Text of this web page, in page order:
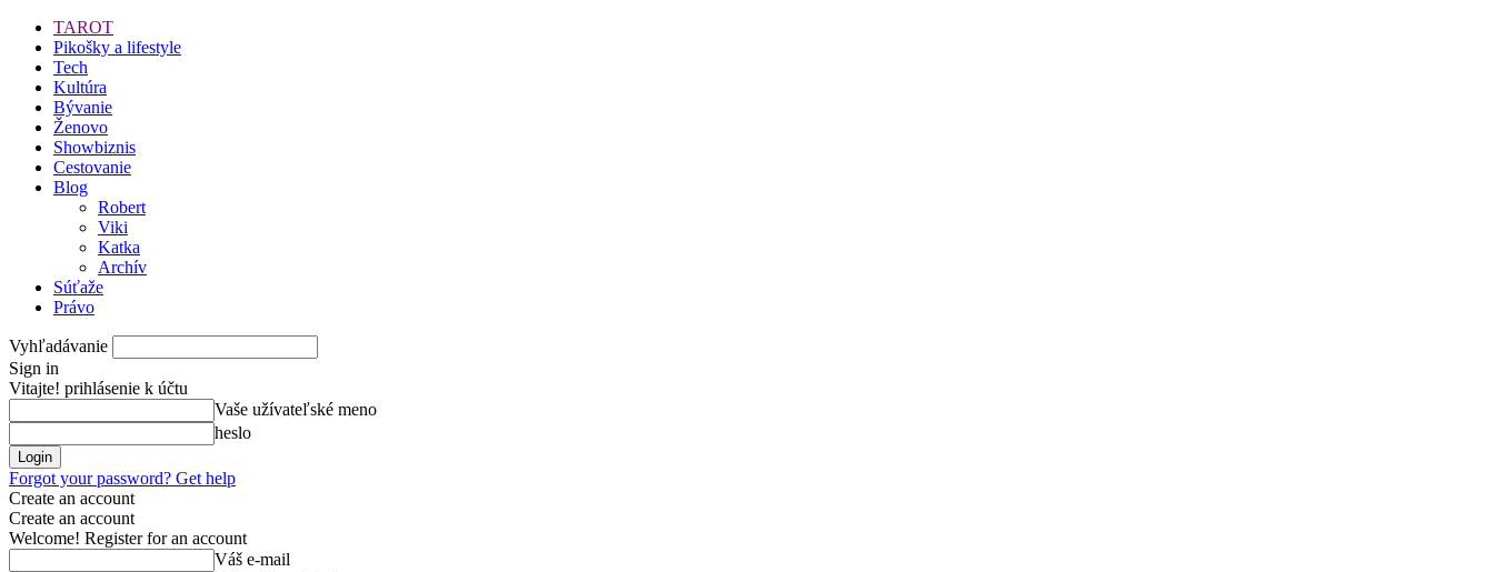
TAROT
Pikošky a lifestyle
Tech
Kultúra
Bývanie
Ženovo
Showbiznis
Cestovanie
Blog
Robert
Viki
Katka
Archív
Súťaže
Právo
Vyhľadávanie
Sign in
Vitajte! prihlásenie k účtu
Vaše užívateľské meno
heslo
Forgot your password? Get help
Create an account
Create an account
Welcome! Register for an account
Váš e-mail